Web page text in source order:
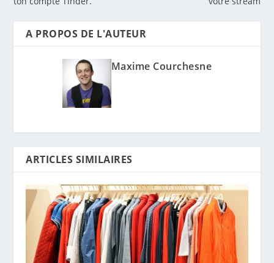
A PROPOS DE L'AUTEUR
Maxime Courchesne
ARTICLES SIMILAIRES